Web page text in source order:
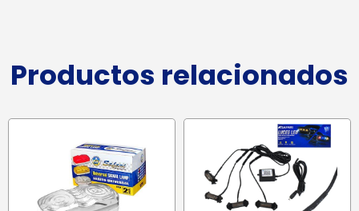
Productos relacionados